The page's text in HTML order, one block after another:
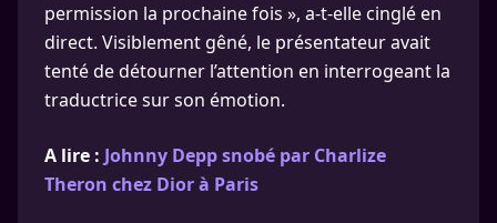
permission la prochaine fois », a-t-elle cinglé en
direct. Visiblement gêné, le présentateur avait
tenté de détourner l’attention en interrogeant la
traductrice sur son émotion.
A lire : Johnny Depp snobé par Charlize
Theron chez Dior à Paris